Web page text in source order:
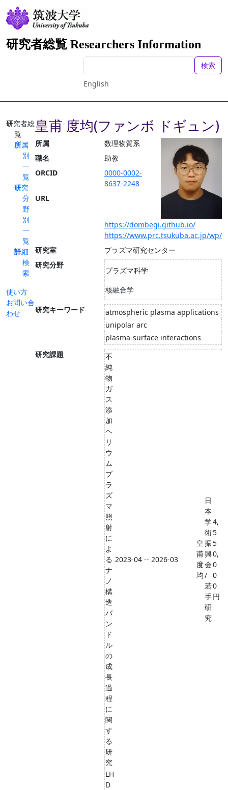
研究者総覧 Researchers Information
検索
English
研究者総
覧
所属
別
一
覧
研究
分
野
別
一
覧
詳細
検
索
使い方
お問い合
わせ
皇甫 度均(ファンボ ドギュン)
所属
数理物質系
職名
助教
ORCID
0000-0002-
8637-2248
URL
https://dombegi.github.io/
https://www.prc.tsukuba.ac.jp/wp/
研究室
プラズマ研究センター
研究分野
プラズマ科学
核融合学
研究キーワード
atmospheric plasma applications
unipolar arc
plasma-surface interactions
研究課題
不
純
物
ガ
ス
添
加
ヘ
リ
ウ
ム
プ
ラ
ズ
マ
照
射
に
よ
る
ナ
ノ
構
造
バ
ン
ド
ル
の
成
長
過
程
に
関
す
る
研
究
2023-04 -- 2026-03
皇
甫
度
均
日
本
学
術
振
興
会
/
若
手
研
究
4,
5
5
0,
0
0
0
円
LH
D